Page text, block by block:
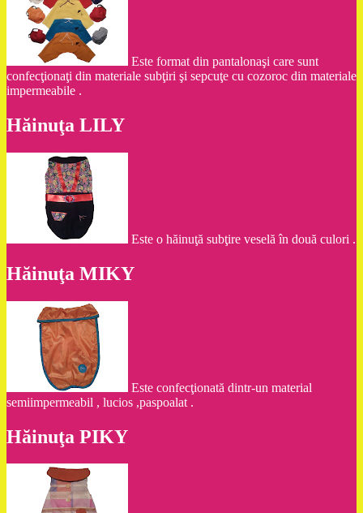
Este format din pantalonaşi care sunt
confecţionaţi din materiale subţiri şi sepcuţe cu cozoroc din materiale
impermeabile .
Hăinuţa LILY
Este o hăinuţă subţire veselă în două culori .
Hăinuţa MIKY
Este confecţionată dintr-un material
semiimpermeabil , lucios ,paspoalat .
Hăinuţa PIKY